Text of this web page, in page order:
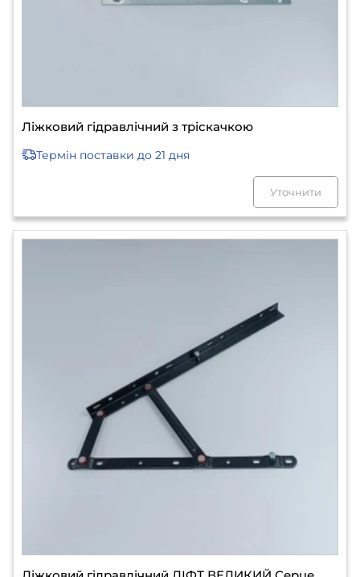
Ліжковий гідравлічний з тріскачкою
Термін поставки до 21 дня
Уточнити